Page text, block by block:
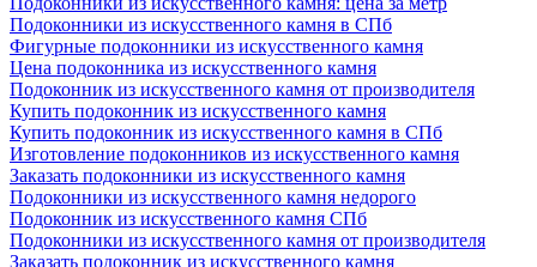
Подоконники из искусственного камня в СПб
Фигурные подоконники из искусственного камня
Цена подоконника из искусственного камня
Подоконник из искусственного камня от производителя
Купить подоконник из искусственного камня
Купить подоконник из искусственного камня в СПб
Изготовление подоконников из искусственного камня
Заказать подоконники из искусственного камня
Подоконники из искусственного камня недорого
Подоконник из искусственного камня СПб
Подоконники из искусственного камня от производителя
Заказать подоконник из искусственного камня